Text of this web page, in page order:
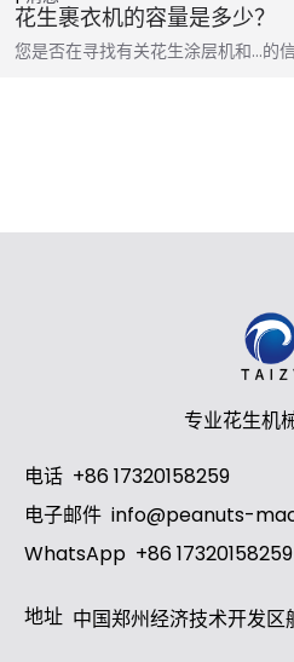
花生裹衣机的容量是多少？
您是否在寻找有关花生涂层机和…的信
专业花生机
电话 +86 17320158259
电子邮件 info@peanuts-
WhatsApp +86 17320158259
地址 中国郑州经济技术开发区